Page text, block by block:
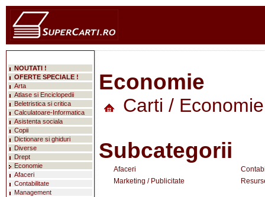
Economie
Carti / Economie
Subcategorii
Afaceri
Marketing / Publicitate
NOUTATI !
OFERTE SPECIALE !
Arta
Atlase si Enciclopedii
Beletristica si critica
Calculatoare-Informatica
Asistenta sociala
Copii
Dictionare si ghiduri
Diverse
Drept
Economie
Afaceri
Contabilitate
Management